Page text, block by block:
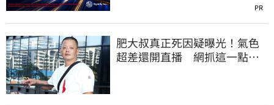
PR
肥大叔真正死因疑曝光！氣色
超差還開直播 網抓這一點超